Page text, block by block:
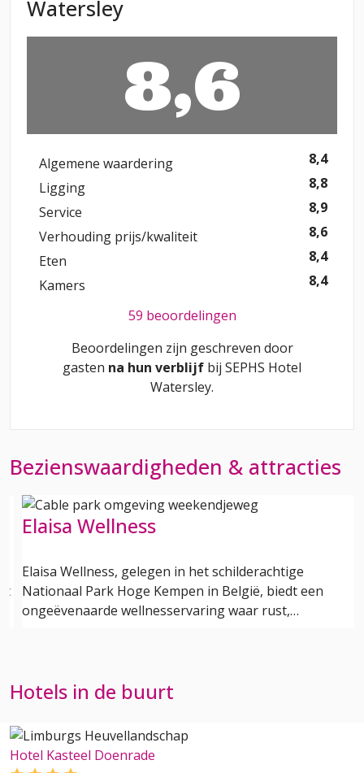
Watersley
8,6
Algemene waardering
8,4
Ligging
8,8
Service
8,9
Verhouding prijs/kwaliteit
8,6
Eten
8,4
Kamers
8,4
59 beoordelingen
Beoordelingen zijn geschreven door
gasten na hun verblijf bij SEPHS Hotel
Watersley.
Bezienswaardigheden & attracties
Elaisa Wellness
Elaisa Wellness, gelegen in het schilderachtige
Nationaal Park Hoge Kempen in België, biedt een
ongeëvenaarde wellnesservaring waar rust,…
Hotels in de buurt
Hotel Kasteel Doenrade